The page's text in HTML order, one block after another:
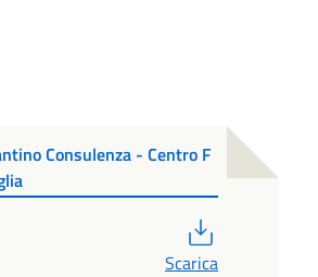
Consulenza - Centro F
Scarica